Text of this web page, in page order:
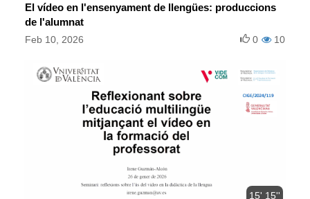
El vídeo en l'ensenyament de llengües: produccions
de l'alumnat
Feb 10, 2026 10
0
15' 15''